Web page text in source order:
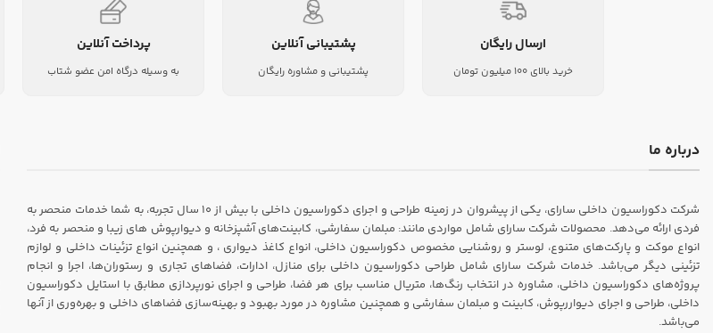
ارسال رایگان
خرید بالای 100 میلیون تومان
پشتیبانی آنلاین
پشتیبانی و مشاوره رایگان
پرداخت آنلاین
به وسیله درگاه امن عضو شتاب
درباره ما
شرکت دکوراسیون داخلی سارای، یکی از پیشروان در زمینه طراحی و اجرای دکوراسیون داخلی با بیش از ۱۰ سال تجربه، به شما خدمات منحصر به
فردی ارائه می‌دهد. محصولات شرکت سارای شامل مواردی مانند: مبلمان سفارشی، کابینت‌های آشپزخانه و دیوارپوش های زیبا و منحصر به فرد،
انواع موکت و پارکت‌های متنوع، لوستر و روشنایی مخصوص دکوراسیون داخلی، انواع کاغذ دیواری ، و همچنین انواع تزئینات داخلی و لوازم
تزئینی دیگر می‌باشد. خدمات شرکت سارای شامل طراحی دکوراسیون داخلی برای منازل، ادارات، فضاهای تجاری و رستوران‌ها، اجرا و انجام
پروژه‌های دکوراسیون داخلی، مشاوره در انتخاب رنگ‌ها، متریال مناسب برای هر فضا، طراحی و اجرای نورپردازی مطابق با استایل دکوراسیون
داخلی، طراحی و اجرای دیواررپوش، کابینت و مبلمان سفارشی و همچنین مشاوره در مورد بهبود و بهینه‌سازی فضاهای داخلی و بهره‌وری از آنها
می‌باشد.